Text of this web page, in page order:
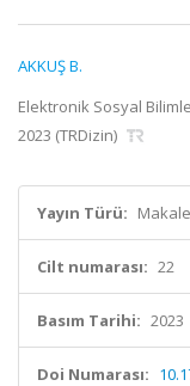
AKKUŞ B.
Elektronik Sosyal
2023 (TRDizin)
Yayın Türü:
Cilt numarası: 22
Basım Tarihi: 2023
Doi Numarası: